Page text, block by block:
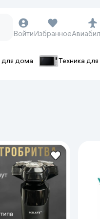
Фитнес-браслеты
Ремешки для часов
Фотоаппараты
Экшен-камеры
ВойтиИзбранное
для дома Техника для